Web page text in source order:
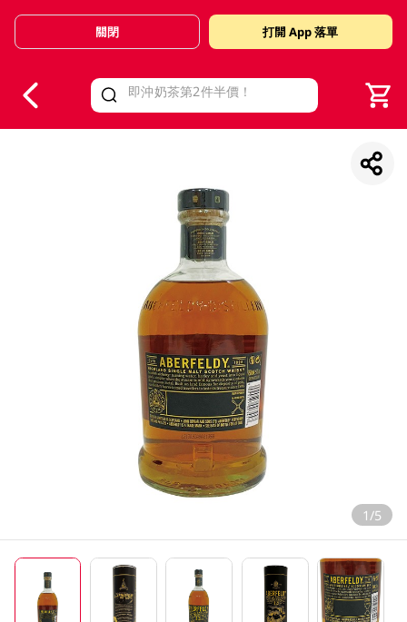
Valid Until 30 June 2026
關閉 打開 App 落單
1/5